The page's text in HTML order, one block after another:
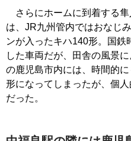
さらにホームに到着する隼
は、JR九州管内ではおなじ
ンが入ったキハ140形。国鉄
した車両だが、田舎の風景
の鹿児島市内には、時間的
形になってしまったが、個
だった。